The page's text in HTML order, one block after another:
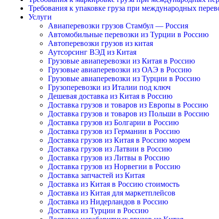
Требования к упаковке груза при международных
Услуги
Авиаперевозки грузов Стамбул — Россия
Автомобильные перевозки из Турции в Россию
Автоперевозки грузов из китая
Аутсорсинг ВЭД из Китая
Грузовые авиаперевозки из Китая в Россию
Грузовые авиаперевозки из ОАЭ в Россию
Грузовые авиаперевозки из Турции в Россию
Грузоперевозки из Италии под ключ
Дешевая доставка из Китая в Россию
Доставка грузов и товаров из Европы в Россию
Доставка грузов и товаров из Польши в Россию
Доставка грузов из Болгарии в Россию
Доставка грузов из Германии в Россию
Доставка грузов из Китая в Россию морем
Доставка грузов из Латвии в Россию
Доставка грузов из Литвы в Россию
Доставка грузов из Норвегии в Россию
Доставка запчастей из Китая
Доставка из Китая в Россию стоимость
Доставка из Китая для маркетплейсов
Доставка из Нидерландов в Россию
Доставка из Турции в Россию